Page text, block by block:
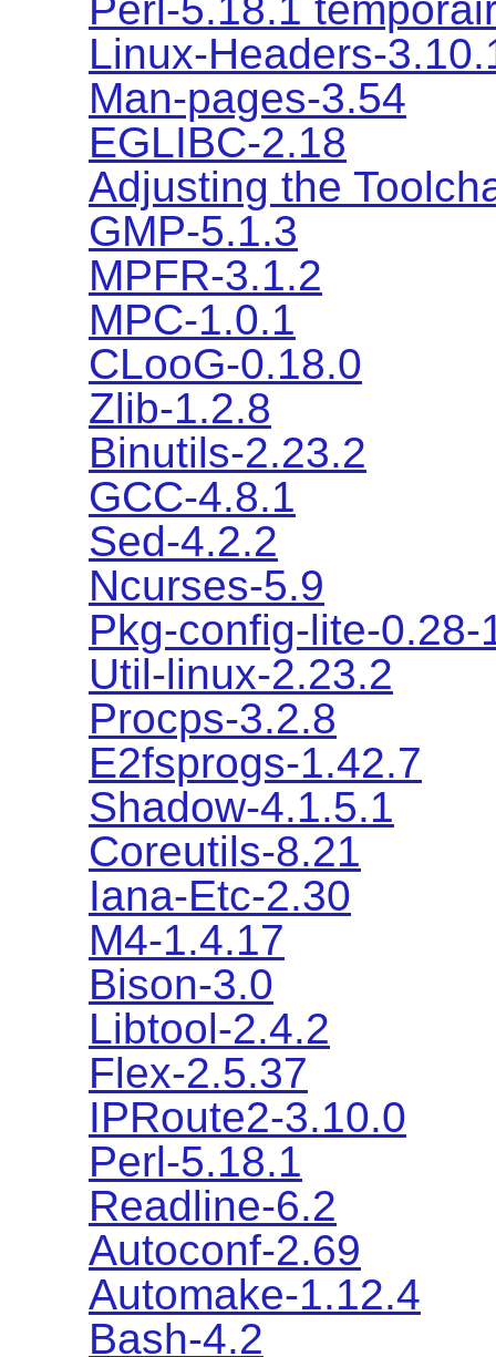
Perl-5.18.1
Linux-Headers-
Man-pages-3.54
EGLIBC-2.18
Adjusting the
GMP-5.1.3
MPFR-3.1.2
MPC-1.0.1
CLooG-0.18.0
Zlib-1.2.8
Binutils-2.23.2
GCC-4.8.1
Sed-4.2.2
Ncurses-5.9
Pkg-config-lite-0.28-
Util-linux-2.23.2
Procps-3.2.8
E2fsprogs-1.42.7
Shadow-4.1.5.1
Coreutils-8.21
Iana-Etc-2.30
M4-1.4.17
Bison-3.0
Libtool-2.4.2
Flex-2.5.37
IPRoute2-3.10.0
Perl-5.18.1
Readline-6.2
Autoconf-2.69
Automake-1.12.4
Bash-4.2